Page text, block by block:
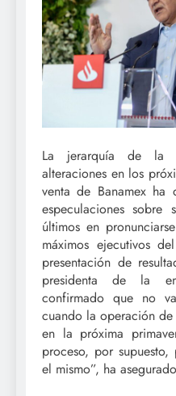
La jerarquía de la
alteraciones en los
venta de Banamex ha
especulaciones
últimos en
máximos ejecutivos
presentación de
presidenta de la
confirmado que no
cuando la operación de
en la próxima
proceso, por
el mismo”, ha